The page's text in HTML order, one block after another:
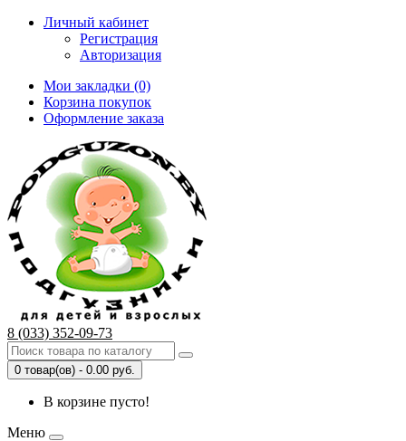
Личный кабинет
Регистрация
Авторизация
Мои закладки (0)
Корзина покупок
Оформление заказа
8 (033) 352-09-73
0 товар(ов) - 0.00 руб.
В корзине пусто!
Меню